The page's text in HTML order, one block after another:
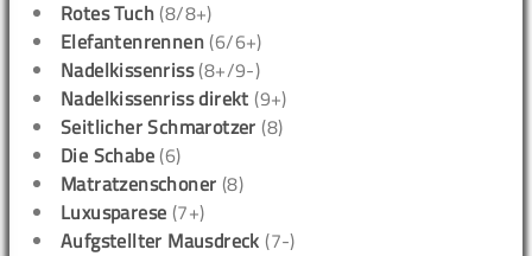
Rotes Tuch (8/8+)
Elefantenrennen (6/6+)
Nadelkissenriss(8+/9-)
Nadelkissenriss direkt (9+)
Seitlicher Schmarotzer (8)
Die Schabe (6)
Matratzenschoner (8)
Luxusparese (7+)
Aufgstellter Mausdreck (7-)